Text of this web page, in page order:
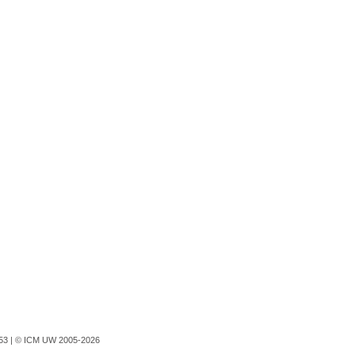
| © ICM UW 2005-2026